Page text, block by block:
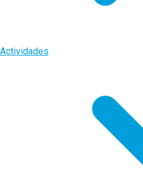
Actividades